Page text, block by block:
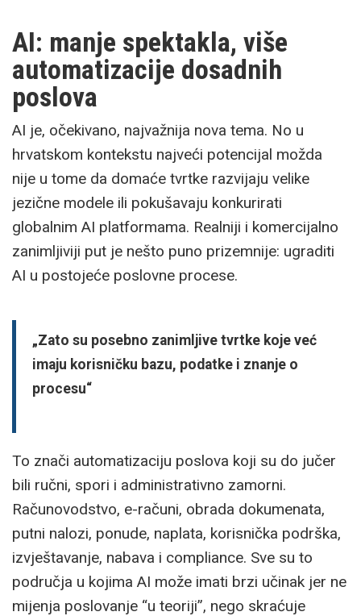
AI: manje spektakla, više
automatizacije dosadnih
poslova
AI je, očekivano, najvažnija nova tema. No u
hrvatskom kontekstu najveći potencijal možda
nije u tome da domaće tvrtke razvijaju velike
jezične modele ili pokušavaju konkurirati
globalnim AI platformama. Realniji i komercijalno
zanimljiviji put je nešto puno prizemnije: ugraditi
AI u postojeće poslovne procese.
„Zato su posebno zanimljive tvrtke koje već
imaju korisničku bazu, podatke i znanje o
procesu“
To znači automatizaciju poslova koji su do jučer
bili ručni, spori i administrativno zamorni.
Računovodstvo, e-računi, obrada dokumenata,
putni nalozi, ponude, naplata, korisnička podrška,
izvještavanje, nabava i compliance. Sve su to
područja u kojima AI može imati brzi učinak jer ne
mijenja poslovanje “u teoriji”, nego skraćuje